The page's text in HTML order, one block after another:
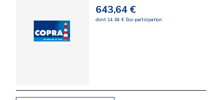
643,64 €
dont 14,64 € Eco-participation